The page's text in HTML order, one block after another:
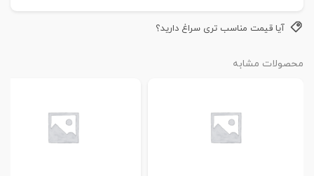
آیا قیمت مناسب تری سراغ دارید؟
محصولات مشابه